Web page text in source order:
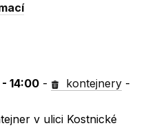
14:00 - kontejnery -
v ulici Kostnické